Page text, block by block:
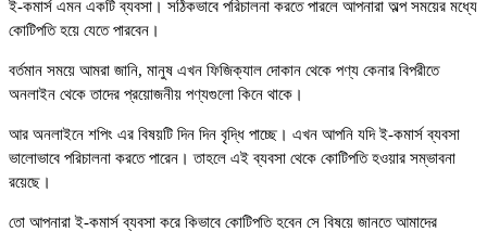
ই-কমার্স এমন একটি ব্যবসা। সঠিকভাবে পরিচালনা করতে পারলে আপনারা অল্প সময়ের মধ্যে
কোটিপতি হয়ে যেতে পারবেন।
বর্তমান সময়ে আমরা জানি, মানুষ এখন ফিজিক্যাল দোকান থেকে পণ্য কেনার বিপরীতে
অনলাইন থেকে তাদের প্রয়োজনীয় পণ্যগুলো কিনে থাকে।
আর অনলাইনে শপিং এর বিষয়টি দিন দিন বৃদ্ধি পাচ্ছে। এখন আপনি যদি ই-কমার্স ব্যবসা
ভালোভাবে পরিচালনা করতে পারেন। তাহলে এই ব্যবসা থেকে কোটিপতি হওয়ার সম্ভাবনা
রয়েছে।
তো আপনারা ই-কমার্স ব্যবসা করে কিভাবে কোটিপতি হবেন সে বিষয়ে জানতে আমাদের